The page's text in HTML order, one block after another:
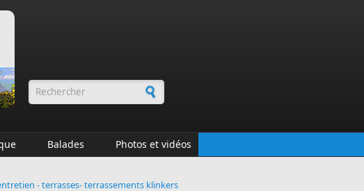
Formulaire de recherche
Balades Photos et vidéos
- terrasses- terrassements klinkers